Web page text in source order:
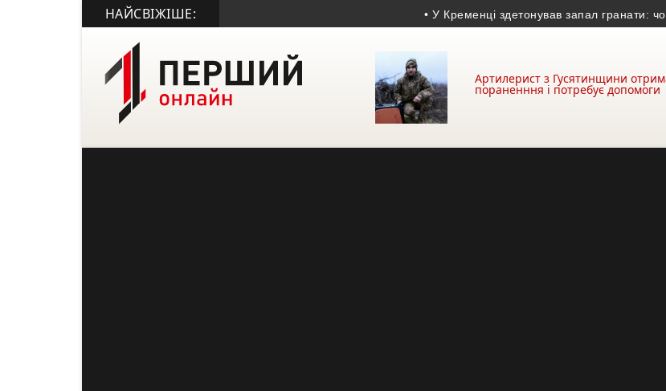
НАЙСВІЖІШЕ: • У Кременці здетонував запал гранати: чоловік
Артилерист з Гусятинщини
пораненння і потребує допомоги